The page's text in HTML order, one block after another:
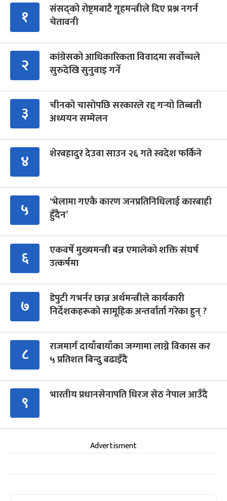
१
संसद्को रोष्ट्रमबाटै गृहमन्त्रीले दिए प्रश्न नगर्न
चेतावनी
२
कांग्रेसको आधिकारिकता विवादमा सर्वोच्चले
सुरुदेखि सुनुवाइ गर्ने
३
चीनको चासोपछि सरकारले रद्द गर्‍यो तिब्बती
अध्ययन सम्मेलन
४ शेरबहादुर देउवा साउन २६ गते स्वदेश फर्किने
५
‘भेलामा गएकै कारण जनप्रतिनिधिलाई कारबाही
हुँदैन’
६
एकवर्षे मुख्यमन्त्री बन्न एमालेको शक्ति संघर्ष
उत्कर्षमा
७
डेपुटी गभर्नर छान्न अर्थमन्त्रीले कार्यकारी
निर्देशकहरूको सामूहिक अन्तर्वार्ता गरेका हुन् ?
८
राजमार्ग दायाँबायाँका जग्गामा लाग्ने विकास कर
५ प्रतिशत बिन्दु बढाइँदै
९ भारतीय प्रधानसेनापति धिरज सेठ नेपाल आउँदै
Advertisment